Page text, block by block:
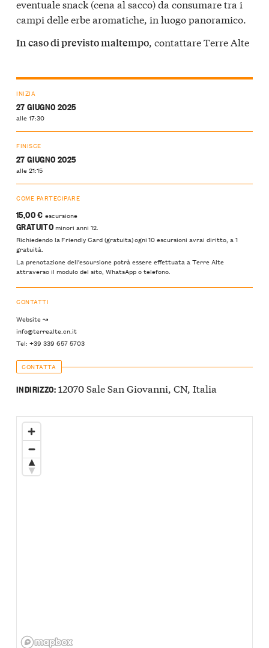
eventuale snack (cena al sacco) da consumare tra i
campi delle erbe aromatiche, in luogo panoramico.
In caso di previsto maltempo , contattare Terre Alte
INIZIA
27 GIUGNO 2025
alle 17:30
FINISCE
27 GIUGNO 2025
alle 21:15
COME PARTECIPARE
15,00 € escursione
GRATUITOminori anni 12.
Richiedendo la Friendly Card (gratuita) ogni 10 escursioni avrai diritto, a 1
gratuità.
La prenotazione dell’escursione potrà essere effettuata a Terre Alte
attraverso il modulo del sito, WhatsApp o telefono.
CONTATTI
Website ↝
info@terrealte.cn.it
Tel: +39 339 657 5703
CONTATTA
INDIRIZZO:12070 Sale San Giovanni, CN, Italia